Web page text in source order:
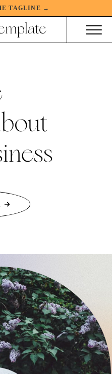
TAGLINE →